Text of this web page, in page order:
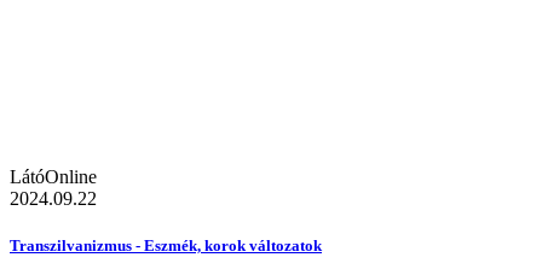
LátóOnline
2024.09.22
Transzilvanizmus - Eszmék, korok változatok